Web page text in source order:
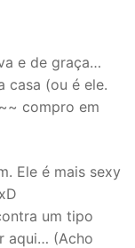
e de graça…
casa (ou é ele.
compro em
Ele é mais sexy
um tipo
aqui… (Acho